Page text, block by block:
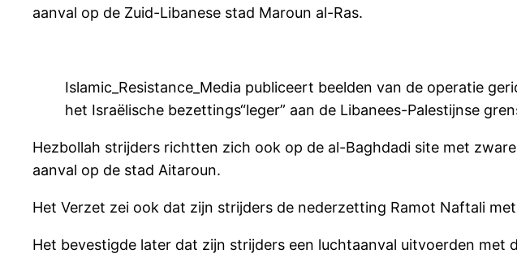
aanval op de Zuid-Libanese stad Maroun al-Ras.
Islamic_Resistance_Media publiceert beelden van de operatie
het Israëlische bezettings“leger” aan de Libanees-Palestijnse
Hezbollah strijders richtten zich ook op de al-Baghdadi site met
aanval op de stad Aitaroun.
Het Verzet zei ook dat zijn strijders de nederzetting Ramot Naftali
Het bevestigde later dat zijn strijders een luchtaanval uitvoerden